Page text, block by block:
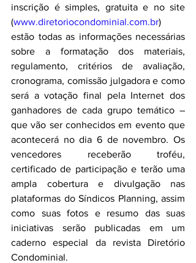
inscrição é simples, gratuita e no site
(www.diretoriocondominial.com.br)
estão todas as informações necessárias
sobre a formatação dos materiais,
regulamento, critérios de avaliação,
cronograma, comissão julgadora e como
será a votação final pela Internet dos
ganhadores de cada grupo temático –
que vão ser conhecidos em evento que
acontecerá no dia 6 de novembro. Os
vencedores receberão troféu,
certificado de participação e terão uma
ampla cobertura e divulgação nas
plataformas do Síndicos Planning, assim
como suas fotos e resumo das suas
iniciativas serão publicadas em um
caderno especial da revista Diretório
Condominial.